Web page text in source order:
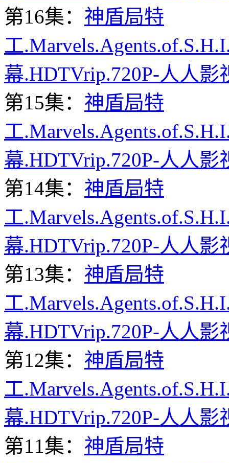
第16集： 神盾局特
工
幕.HDTVrip.720P-人人影
第15集： 神盾局特
工
幕.HDTVrip.720P-人人影
第14集： 神盾局特
工
幕.HDTVrip.720P-人人影
第13集： 神盾局特
工
幕.HDTVrip.720P-人人影
第12集： 神盾局特
工
幕.HDTVrip.720P-人人影
第11集： 神盾局特